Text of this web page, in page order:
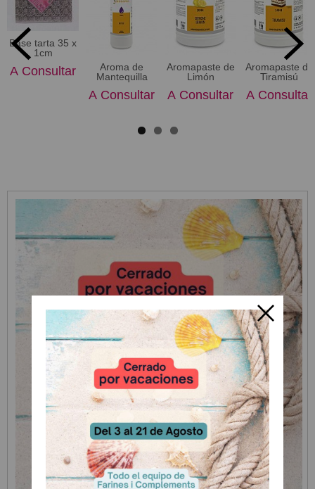
Base tarta 35 x
1cm
A Consultar
Aroma de
Mantequilla
A Consultar
Aromapaste de
Limón
A Consultar
Aromapaste de
Tiramisú
A Consultar